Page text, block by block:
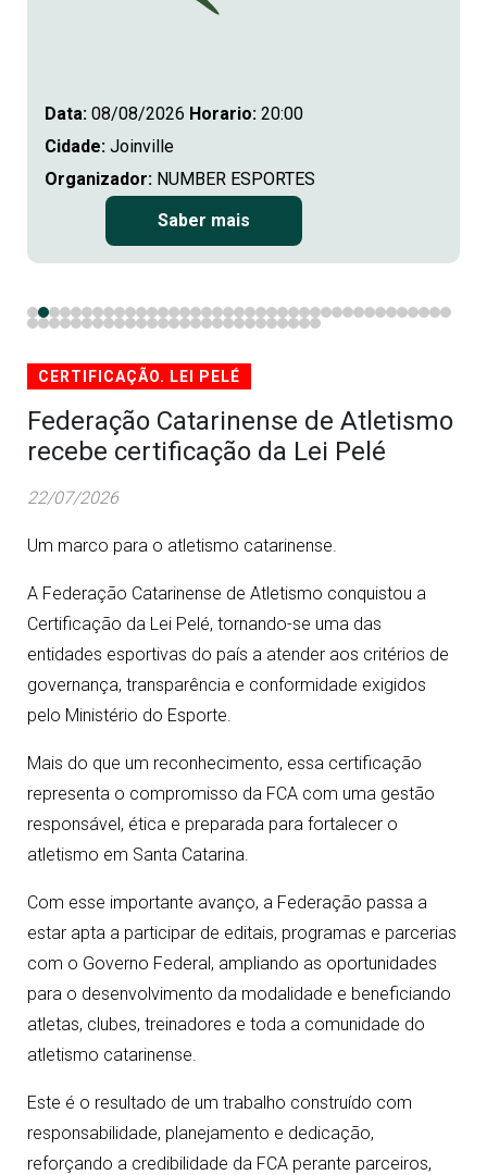
Data: 08/08/2026 Horario:20:00
Cidade: Joinville
Organizador: NUMBER ESPORTES
Saber mais
CERTIFICAÇÃO. LEI PELÉ
Federação Catarinense de Atletismo
recebe certificação da Lei Pelé
22/07/2026
Um marco para o atletismo catarinense.
A Federação Catarinense de Atletismo conquistou a
Certificação da Lei Pelé, tornando-se uma das
entidades esportivas do país a atender aos critérios de
governança, transparência e conformidade exigidos
pelo Ministério do Esporte.
Mais do que um reconhecimento, essa certificação
representa o compromisso da FCA com uma gestão
responsável, ética e preparada para fortalecer o
atletismo em Santa Catarina.
Com esse importante avanço, a Federação passa a
estar apta a participar de editais, programas e parcerias
com o Governo Federal, ampliando as oportunidades
para o desenvolvimento da modalidade e beneficiando
atletas, clubes, treinadores e toda a comunidade do
atletismo catarinense.
Este é o resultado de um trabalho construído com
responsabilidade, planejamento e dedicação,
reforçando a credibilidade da FCA perante parceiros,